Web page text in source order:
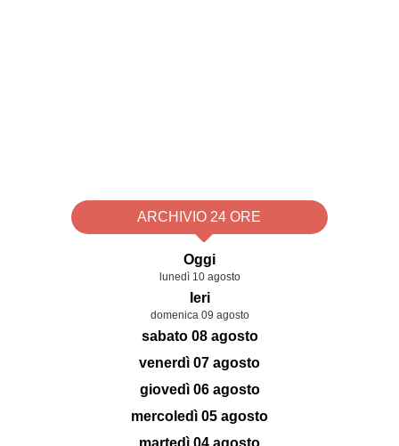
ARCHIVIO 24 ORE
Oggi
lunedì 10 agosto
Ieri
domenica 09 agosto
sabato 08 agosto
venerdì 07 agosto
giovedì 06 agosto
mercoledì 05 agosto
martedì 04 agosto